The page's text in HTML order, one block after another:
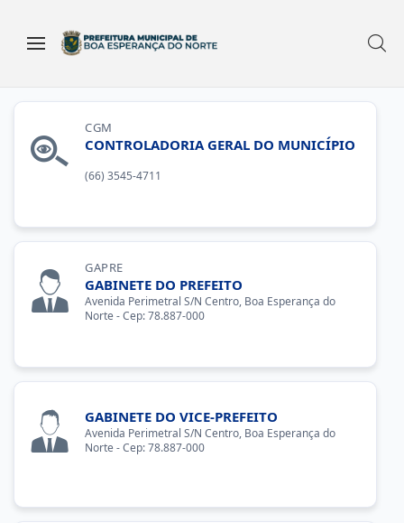
CGM
CONTROLADORIA GERAL DO MUNICÍPIO
(66) 3545-4711
GAPRE
GABINETE DO PREFEITO
Avenida Perimetral S/N Centro, Boa Esperança do
Norte - Cep: 78.887-000
GABINETE DO VICE-PREFEITO
Avenida Perimetral S/N Centro, Boa Esperança do
Norte - Cep: 78.887-000